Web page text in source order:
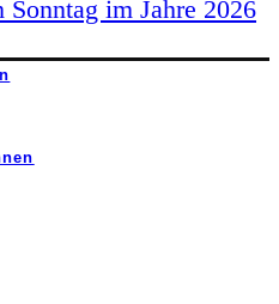
im Jahre 2026